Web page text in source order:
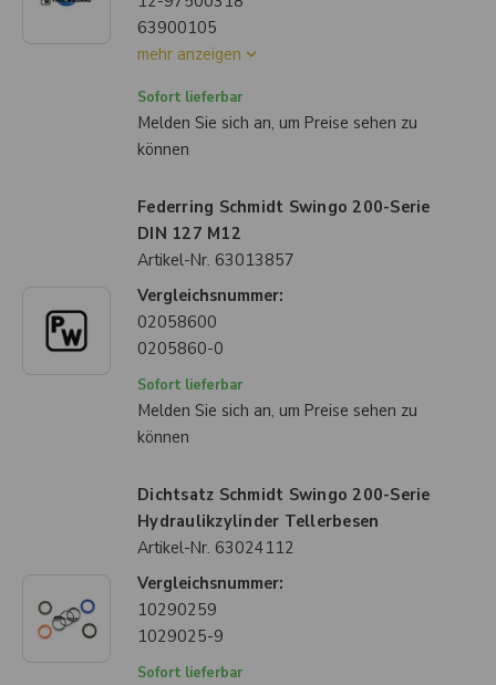
63900105
mehr anzeigen
Sofort lieferbar
Melden Sie sich an, um Preise sehen zu
können
Federring Schmidt Swingo 200-Serie
DIN 127 M12
Artikel-Nr. 63013857
Vergleichsnummer:
02058600
0205860-0
Sofort lieferbar
Melden Sie sich an, um Preise sehen zu
können
Dichtsatz Schmidt Swingo 200-Serie
Hydraulikzylinder Tellerbesen
Artikel-Nr. 63024112
Vergleichsnummer:
10290259
1029025-9
Sofort lieferbar